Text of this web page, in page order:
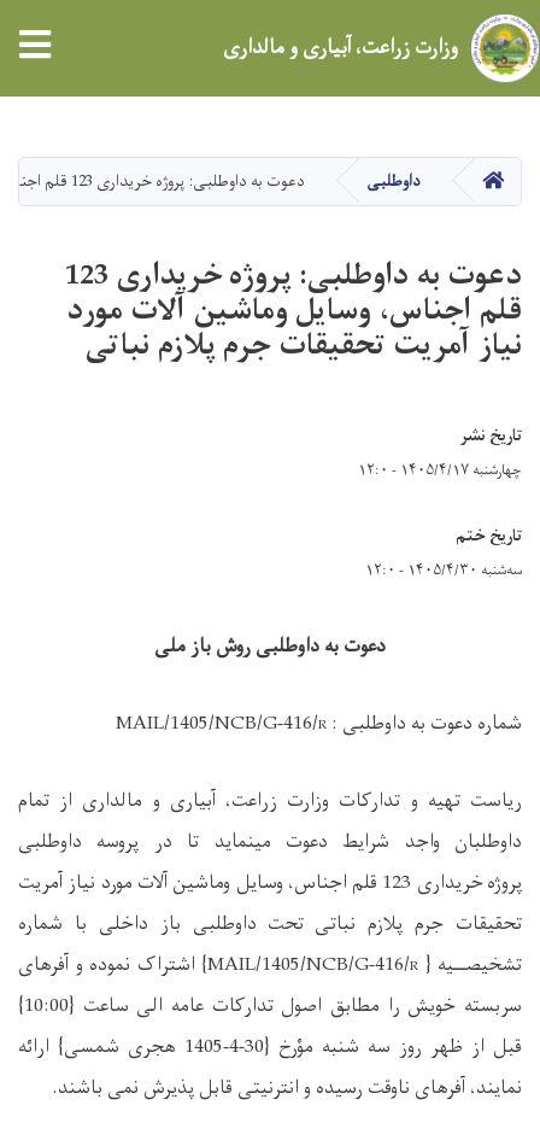
main
content
وزارت زراعت، آبیاری و مالداری
HOME داوطلبی دعوت به داوطلبی: پروژه خریداری 123 قلم اجناس، وسایل وماشین آلات مورد نیاز آمریت تحقیقات جرم پلازم نباتی
دعوت به داوطلبی: پروژه خریداری 123
قلم اجناس، وسایل وماشین آلات مورد
نیاز آمریت تحقیقات جرم پلازم نباتی
تاریخ نشر
چهارشنبه ۱۴۰۵/۴/۱۷ - ۱۲:۰
تاریخ ختم
سه‌شنبه ۱۴۰۵/۴/۳۰ - ۱۲:۰
دعوت بهداوطلبیروش باز ملی
شماره دعوت به داوطلبی :MAIL/1405/NCB/G-416/r
ریاست تهیه و تدارکات وزارت زراعت، آبیاری و مالداری از تمام
داوطلبان واجد شرایط دعوت مینماید تا در پروسه داوطلبی
پروژه
خریداری 123 قلم اجناس، وسایل وماشین آلات مورد نیاز آمریت
تحقیقات جرم پلازم نباتی تحت داوطلبی باز داخلی با شماره
تشخیصــیه { MAIL/1405/NCB/G-416/r} اشتراک نموده و آفرهای
سربسته خویش را مطابق اصول تدارکات عامه الی ساعت {10:00
}
قبل از ظهر روز سه شنبه
مؤرخ {30-4-1405 هجری شمسی} ارائه
نمایند، آفرهای ناوقت رسیده و انترنیتی قابل پذیرش نمی باشند.